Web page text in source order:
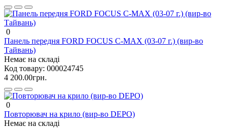
0
Панель передня FORD FOCUS C-MAX (03-07 г.) (вир-во
Тайвань)
Немає на складі
Код товару: 000024745
4 200.00грн.
0
Повторювач на крило (вир-во DEPO)
Немає на складі